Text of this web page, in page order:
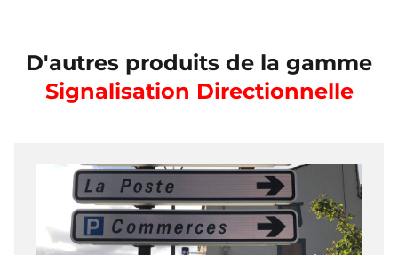
D'autres produits de la gamme
Signalisation Directionnelle